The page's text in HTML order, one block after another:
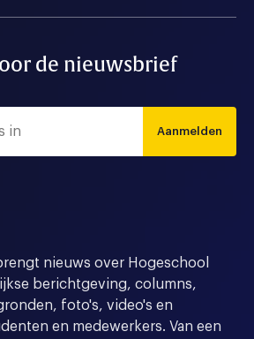
de nieuwsbrief
Aanmelden
nieuws over Hogeschool
berichtgeving, columns,
foto's, video's en
en medewerkers. Van een